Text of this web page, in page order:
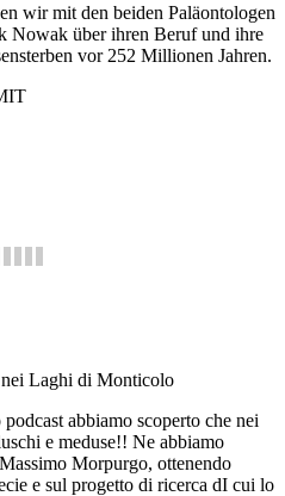
wir mit den beiden Paläontologen
Nowak über ihren Beruf und ihre
vor 252 Millionen Jahren.
nei Laghi di Monticolo
abbiamo scoperto che nei
e meduse!! Ne abbiamo
Morpurgo, ottenendo
e sul progetto di ricerca dI cui lo